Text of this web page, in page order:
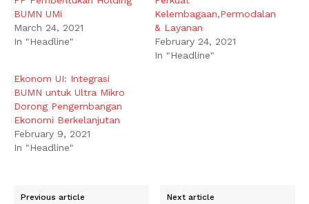
BUMN UMi
March 24, 2021
In "Headline"
Kelembagaan,Permodalan
& Layanan
February 24, 2021
In "Headline"
Ekonom UI: Integrasi
BUMN untuk Ultra Mikro
Dorong Pengembangan
Ekonomi Berkelanjutan
February 9, 2021
In "Headline"
Previous article Next article